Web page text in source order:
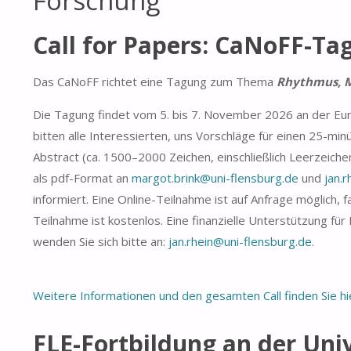
Call for Papers: CaNoFF-
Das CaNoFF richtet eine Tagung zum Thema Rhythmus,
Die Tagung findet vom 5. bis 7. November 2026 an der
bitten alle Interessierten, uns Vorschläge für einen 25-
Abstract (ca. 1500–2000 Zeichen, einschließlich
als pdf-Format an margot.brink@uni-flensburg.de und
informiert. Eine Online-Teilnahme ist auf Anfrage möglich,
Teilnahme ist kostenlos. Eine finanzielle Unterstützung
wenden Sie sich bitte an: jan.rhein@uni-flensburg.de.
Weitere Informationen und den gesamten Call finden Sie
FLE-Fortbildung an der